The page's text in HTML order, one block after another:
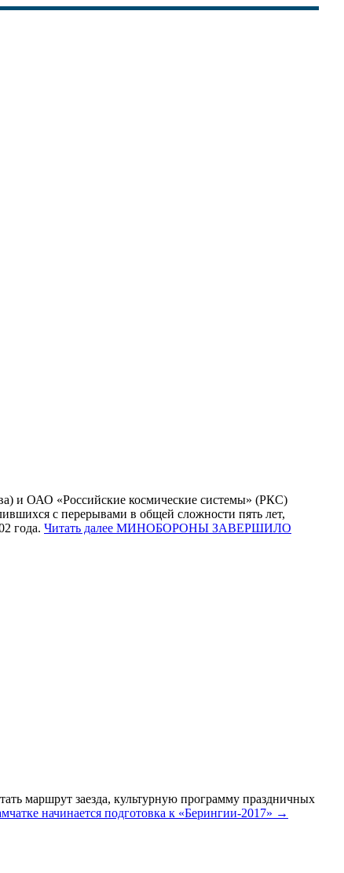
и ОАО «Российские космические системы» (РКС)
с перерывами в общей сложности пять лет,
года. Читать далее МИНОБОРОНЫ ЗАВЕРШИЛО
маршрут заезда, культурную программу праздничных
начинается подготовка к «Берингии-2017» →